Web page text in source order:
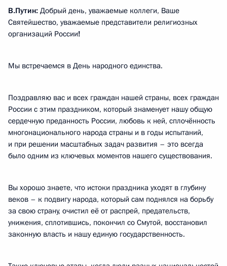
В.Путин: Добрый день, уважаемые коллеги, Ваше
Святейшество, уважаемые представители религиозных
организаций России!
Мы встречаемся в День народного единства.
Поздравляю вас и всех граждан нашей страны, всех граждан
России с этим праздником, который знаменует нашу общую
сердечную преданность России, любовь к ней, сплочённость
многонационального народа страны и в годы испытаний,
и при решении масштабных задач развития – это всегда
было одним из ключевых моментов нашего существования.
Вы хорошо знаете, что истоки праздника уходят в глубину
веков – к подвигу народа, который сам поднялся на борьбу
за свою страну, очистил её от распрей, предательств,
унижения, сплотившись, покончил со Смутой, восстановил
законную власть и нашу единую государственность.